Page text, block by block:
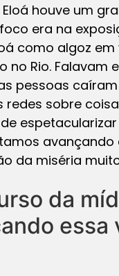
houve um
era na
como algoz
Rio. Falavam
pessoas
sobre
da miséria
da
essa